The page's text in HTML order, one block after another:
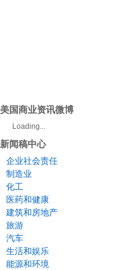
美国商业资讯微博
Loading...
新闻稿中心
企业社会责任
制造业
化工
医药和健康
建筑和房地产
旅游
汽车
生活和娱乐
能源和环境